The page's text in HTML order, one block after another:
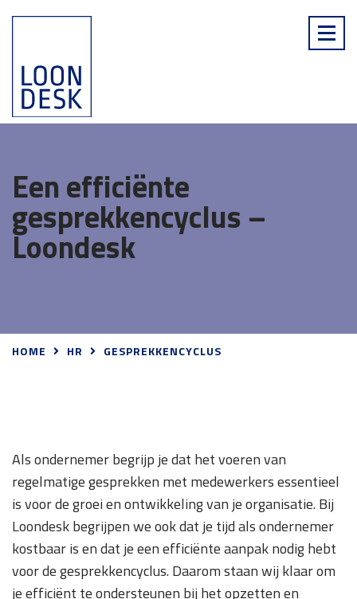
Een efficiënte
gesprekkencyclus –
Loondesk
HOME HR GESPREKKENCYCLUS
Als ondernemer begrijp je dat het voeren van
regelmatige gesprekken met medewerkers essentieel
is voor de groei en ontwikkeling van je organisatie. Bij
Loondesk begrijpen we ook dat je tijd als ondernemer
kostbaar is en dat je een efficiënte aanpak nodig hebt
voor de gesprekkencyclus. Daarom staan wij klaar om
je efficiënt te ondersteunen bij het opzetten en